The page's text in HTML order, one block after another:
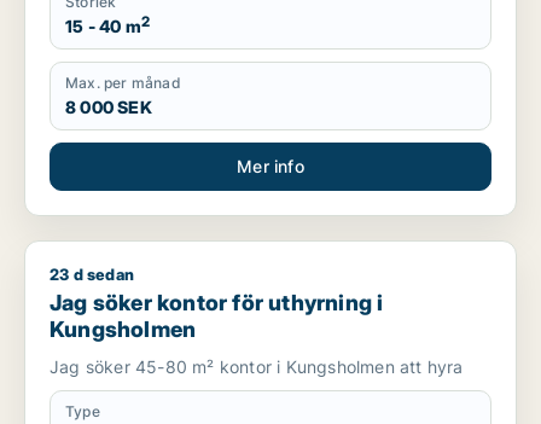
15 - 40 m2
Max. per månad
8 000 SEK
Mer info
Jag söker kontor för uthyrning i Kungsholmen
23 d sedan
Jag söker kontor för uthyrning i
Kungsholmen
Jag söker 45-80 m² kontor i Kungsholmen att hyra
Type